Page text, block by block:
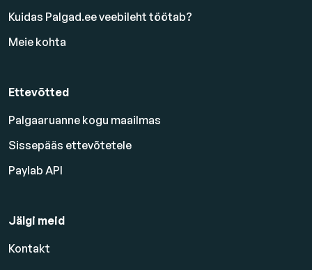
Kuidas Palgad.ee veebileht töötab?
Meie kohta
Ettevõtted
Palgaaruanne kogu maailmas
Sissepääs ettevõtetele
Paylab API
Jälgi meid
Kontakt